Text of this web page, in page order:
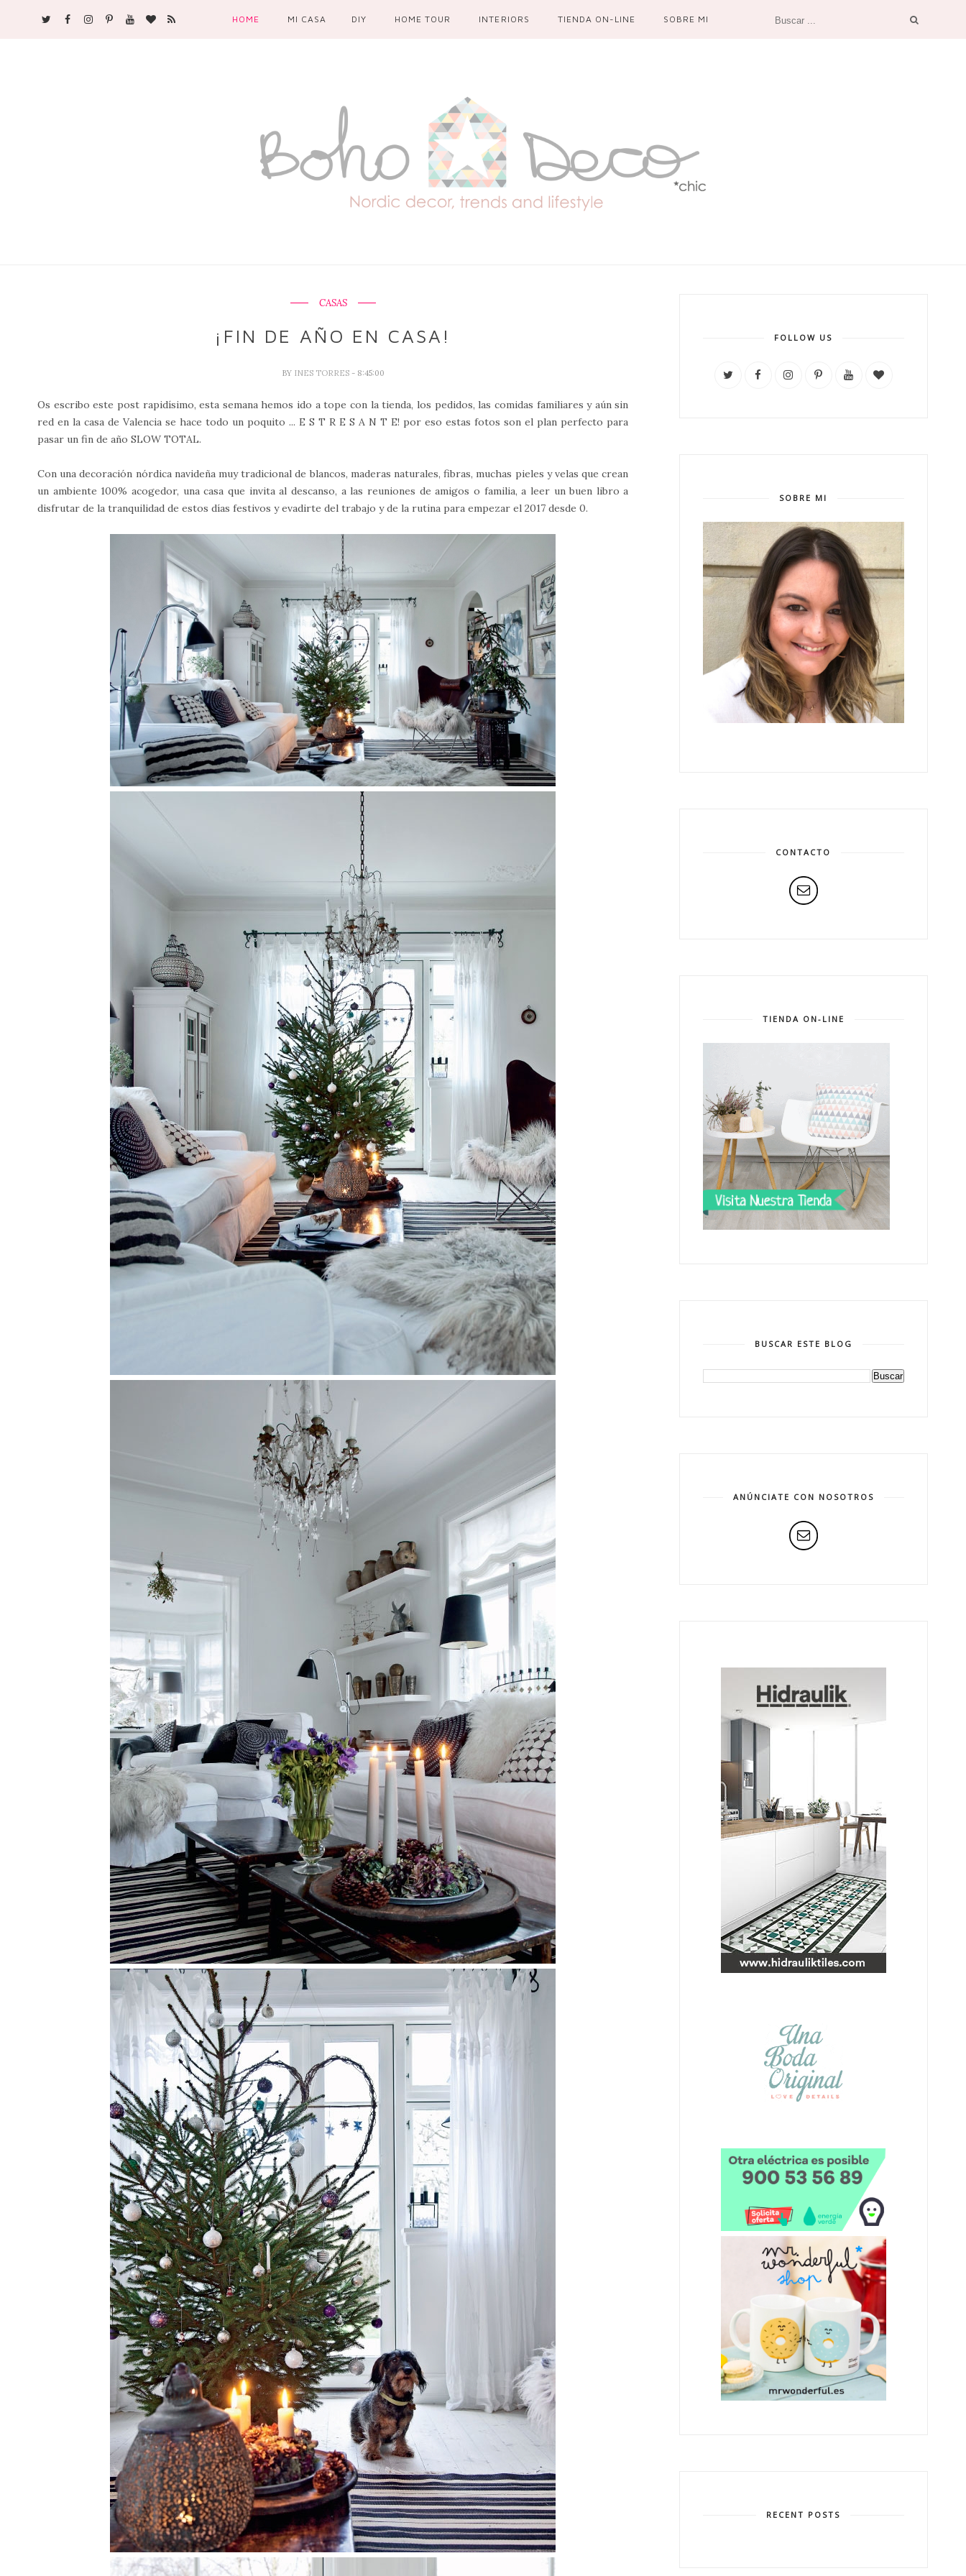
HOME MI CASA DIY HOME TOUR INTERIORS TIENDA ON-LINE SOBRE MI
CASAS
¡FIN DE AÑO EN CASA!
BY INES TORRES - 8:45:00
Os escribo este post rapidísimo, esta semana hemos ido a tope con la tienda, los pedidos, las comidas familiares y aún sin
red en la casa de Valencia se hace todo un poquito ... E S T R E S A N T E! por eso estas fotos son el plan perfecto para
pasar un fin de año SLOW TOTAL.
Con una decoración nórdica navideña muy tradicional de blancos, maderas naturales, fibras, muchas pieles y velas que crean
un ambiente 100% acogedor, una casa que invita al descanso, a las reuniones de amigos o familia, a leer un buen libro a
disfrutar de la tranquilidad de estos días festivos y evadirte del trabajo y de la rutina para empezar el 2017 desde 0.
FOLLOW US
SOBRE MI
CONTACTO
TIENDA ON-LINE
BUSCAR ESTE BLOG
ANÚNCIATE CON NOSOTROS
RECENT POSTS